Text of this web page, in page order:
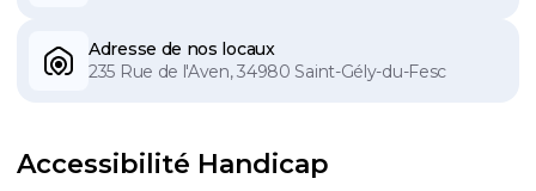
Adresse de nos locaux
235 Rue de l'Aven, 34980 Saint-Gély-du-Fesc
Accessibilité Handicap